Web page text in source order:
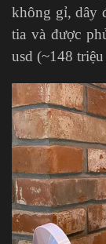
không gỉ, dây
tia và được
usd (~148